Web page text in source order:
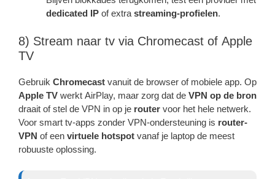
dedicated IP of extra streaming-profielen.
8) Stream naar tv via Chromecast of Apple
TV
Gebruik Chromecast vanuit de browser of mobiele app. Op
Apple TV werkt AirPlay, maar zorg dat de VPN op de bron
draait of stel de VPN in op je router voor het hele netwerk.
Voor smart tv-apps zonder VPN-ondersteuning is router-
VPN of een virtuele hotspot vanaf je laptop de meest
robuuste oplossing.